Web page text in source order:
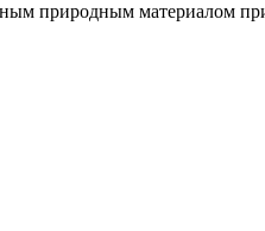
природным материалом